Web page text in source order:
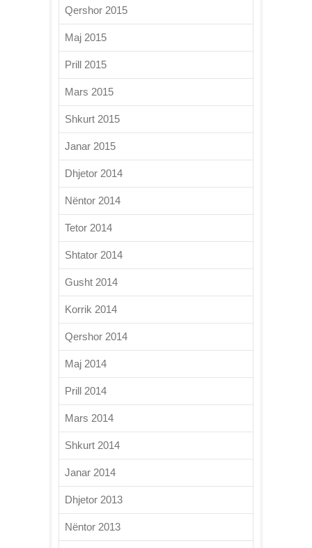
Qershor 2015
Maj 2015
Prill 2015
Mars 2015
Shkurt 2015
Janar 2015
Dhjetor 2014
Nëntor 2014
Tetor 2014
Shtator 2014
Gusht 2014
Korrik 2014
Qershor 2014
Maj 2014
Prill 2014
Mars 2014
Shkurt 2014
Janar 2014
Dhjetor 2013
Nëntor 2013